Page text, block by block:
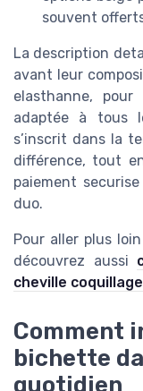
souvent
La description
avant leur
elasthanne,
adaptée à tous
s’inscrit dans la
différence, tout
paiement
duo.
Pour aller plus
découvrez aussi
cheville
Comment
bichette
quotidien